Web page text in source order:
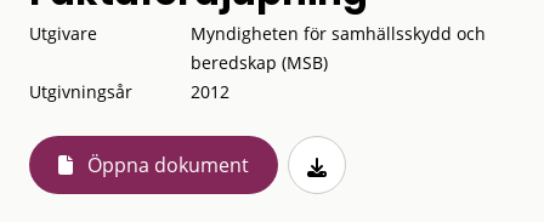
Utgivare
Myndigheten för samhällsskydd och
beredskap (MSB)
Utgivningsår
2012
Öppna dokument